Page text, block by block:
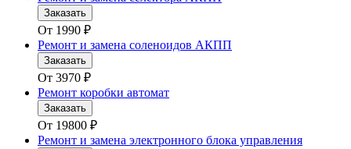
Заказать
От 1990 ₽
Ремонт и замена соленоидов АКПП
Заказать
От 3970 ₽
Ремонт коробки автомат
Заказать
От 19800 ₽
Ремонт и замена электронного блока управления